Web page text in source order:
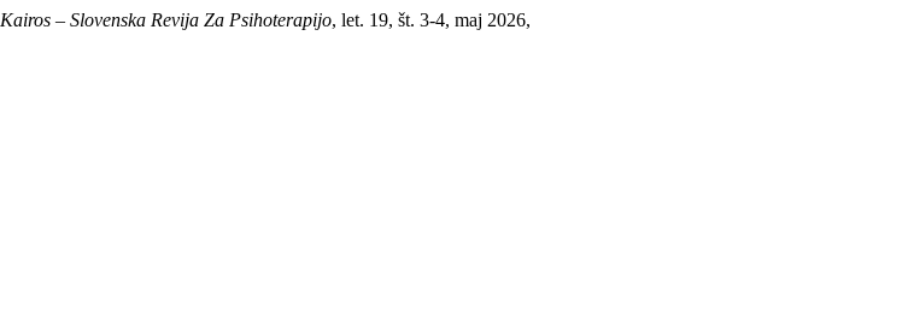
Kairos – Slovenska Revija Za Psihoterapijo, let. 19, št. 3-4, maj 2026,